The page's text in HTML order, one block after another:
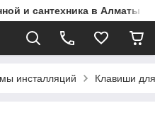
и сантехника в Алматы |
инсталляций Клавиши